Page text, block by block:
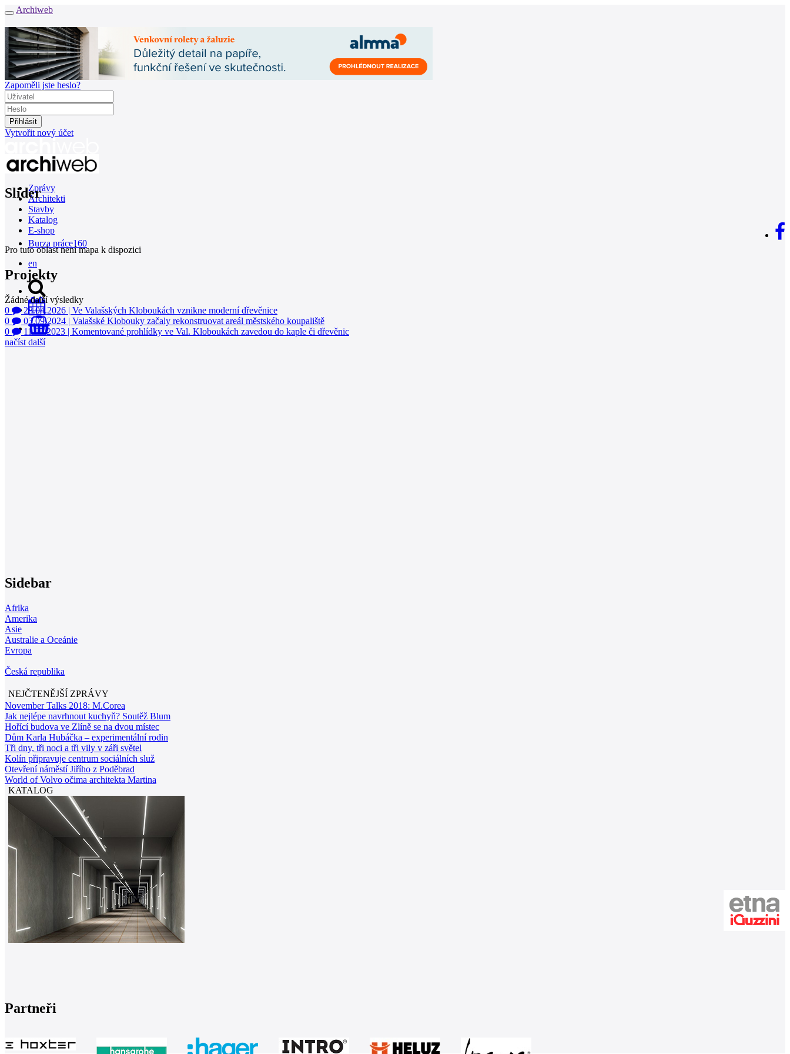
Archiweb
Zapoměli jste heslo?
Vytvořit nový účet
Zprávy
Architekti
Stavby
Katalog
E-shop
Burza práce160
en
0
Slider
Pro tuto oblast není mapa k dispozici
Projekty
Žádné další výsledky
0
28.04.2026 | Ve Valašských Kloboukách vznikne moderní dřevěnice
0
03.09.2024 | Valašské Klobouky začaly rekonstruovat areál městského koupaliště
0
11.07.2023 | Komentované prohlídky ve Val. Kloboukách zavedou do kaple či dřevěnic
načíst další
Sidebar
Afrika
Amerika
Asie
Australie a Oceánie
Evropa
Česká republika
NEJČTENĚJŠÍ ZPRÁVY
November Talks 2018: M.Corea
Jak nejlépe navrhnout kuchyň? Soutěž Blum
Hořící budova ve Zlíně se na dvou místec
Dům Karla Hubáčka – experimentální rodin
Tři dny, tři noci a tři vily v záři světel
Kolín připravuje centrum sociálních služ
Otevření náměstí Jiřího z Poděbrad
World of Volvo očima architekta Martina
KATALOG
Partneři